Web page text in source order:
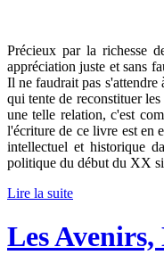
Précieux par la richesse
appréciation juste et sans
Il ne faudrait pas s'attendre
qui tente de reconstituer
une telle relation, c'est
l'écriture de ce livre est en
intellectuel et historique
politique du début du XX
Lire la suite
Les Avenirs,